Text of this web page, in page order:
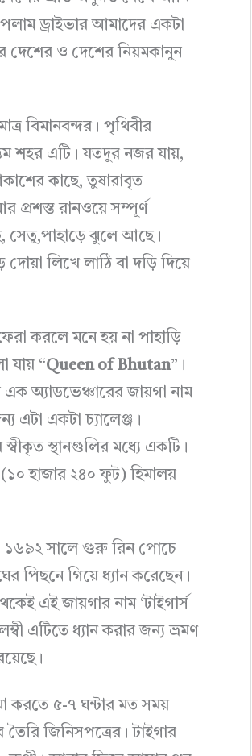
ড্রাইভার আমাদের একটা
দেশের ও দেশের নিয়মকানুন
বিমানবন্দর। পৃথিবীর
শহর এটি। যতদুর নজর যায়,
কাছে, তুষারাবৃত
প্রশস্ত রানওয়ে সম্পূর্ণ
সেতু,পাহাড়ে ঝুলে আছে।
লিখে লাঠি বা দড়ি দিয়ে
করলে মনে হয় না পাহাড়ি
যায় “Queen of Bhutan”।
অ্যাডভেঞ্চারের জায়গা নাম
এটা একটা চ্যালেঞ্জ।
স্থানগুলির মধ্যে একটি।
হাজার ২৪০ ফুট) হিমালয়
১৬৯২ সালে গুরু রিন পোচে
পিছনে গিয়ে ধ্যান করেছেন।
এই জায়গার নাম ‘টাইগার্স
এটিতে ধ্যান করার জন্য ভ্রমণ
করতে ৫-৭ ঘন্টার মত সময়
জিনিসপত্রের। টাইগার